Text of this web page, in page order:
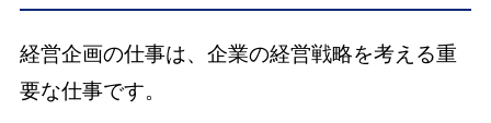
経営企画の仕事は、企業の経営戦略を考える重
要な仕事です。